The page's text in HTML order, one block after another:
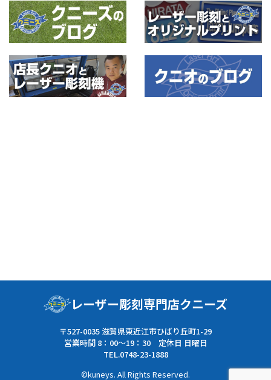
レーザー彫刻専門店クニーズ
〒527-0035 滋賀県東近江市ひばり丘町1-29
営業時間 8：00〜19：30 定休日 日曜日
TEL.0748-23-1888
©kuneys. All Rights Reserved.